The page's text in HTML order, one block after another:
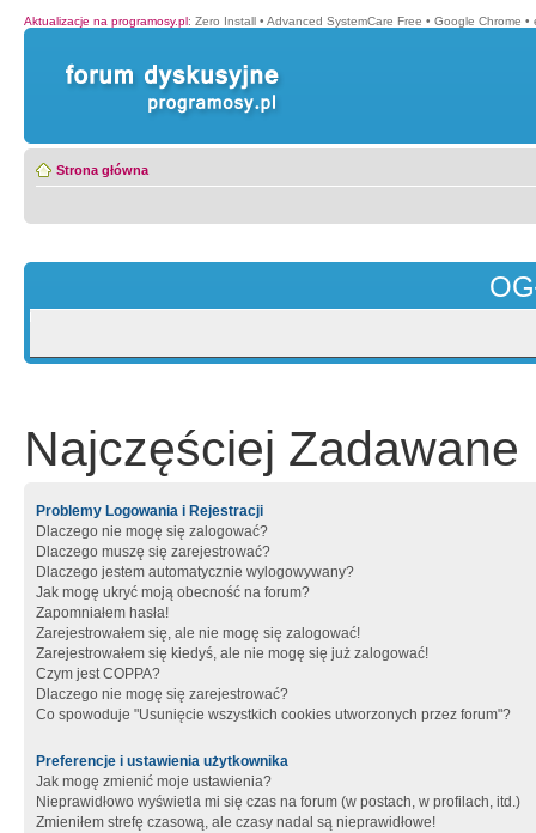
Aktualizacje na programosy.pl: Zero Install • Advanced SystemCare Free • Google Chrome •
Strona główna
Najczęściej Zadawane
Problemy Logowania i Rejestracji
Dlaczego nie mogę się zalogować?
Dlaczego muszę się zarejestrować?
Dlaczego jestem automatycznie wylogowywany?
Jak mogę ukryć moją obecność na forum?
Zapomniałem hasła!
Zarejestrowałem się, ale nie mogę się zalogować!
Zarejestrowałem się kiedyś, ale nie mogę się już zalogować!
Czym jest COPPA?
Dlaczego nie mogę się zarejestrować?
Co spowoduje "Usunięcie wszystkich cookies utworzonych przez forum"?
Preferencje i ustawienia użytkownika
Jak mogę zmienić moje ustawienia?
Nieprawidłowo wyświetla mi się czas na forum (w postach, w profilach, itd.)
Zmieniłem strefę czasową, ale czasy nadal są nieprawidłowe!